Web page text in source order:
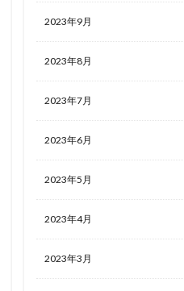
2023年9月
2023年8月
2023年7月
2023年6月
2023年5月
2023年4月
2023年3月